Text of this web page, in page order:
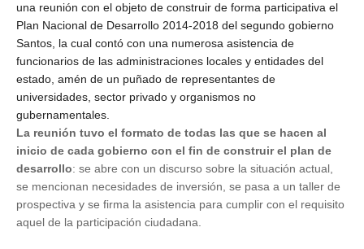
una reunión con el objeto de construir de forma participativa el
Plan Nacional de Desarrollo 2014-2018 del segundo gobierno
Santos, la cual contó con una numerosa asistencia de
funcionarios de las administraciones locales y entidades del
estado, amén de un puñado de representantes de
universidades, sector privado y organismos no
gubernamentales.
La reunión tuvo el formato de todas las que se hacen al
inicio de cada gobierno con el fin de construir el plan de
desarrollo: se abre con un discurso sobre la situación actual,
se mencionan necesidades de inversión, se pasa a un taller de
prospectiva y se firma la asistencia para cumplir con el requisito
aquel de la participación ciudadana.